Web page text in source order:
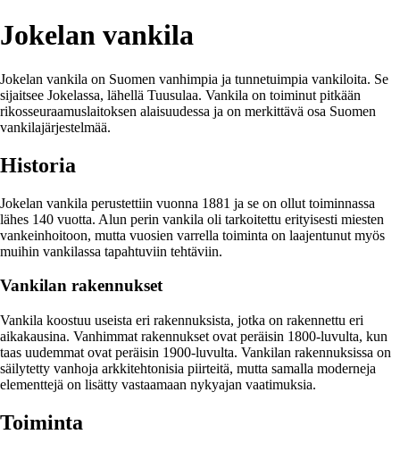
Jokelan vankila
Jokelan vankila on Suomen vanhimpia ja tunnetuimpia vankiloita. Se
sijaitsee Jokelassa, lähellä Tuusulaa. Vankila on toiminut pitkään
rikosseuraamuslaitoksen alaisuudessa ja on merkittävä osa Suomen
vankilajärjestelmää.
Historia
Jokelan vankila perustettiin vuonna 1881 ja se on ollut toiminnassa
lähes 140 vuotta. Alun perin vankila oli tarkoitettu erityisesti miesten
vankeinhoitoon, mutta vuosien varrella toiminta on laajentunut myös
muihin vankilassa tapahtuviin tehtäviin.
Vankilan rakennukset
Vankila koostuu useista eri rakennuksista, jotka on rakennettu eri
aikakausina. Vanhimmat rakennukset ovat peräisin 1800-luvulta, kun
taas uudemmat ovat peräisin 1900-luvulta. Vankilan rakennuksissa on
säilytetty vanhoja arkkitehtonisia piirteitä, mutta samalla moderneja
elementtejä on lisätty vastaamaan nykyajan vaatimuksia.
Toiminta